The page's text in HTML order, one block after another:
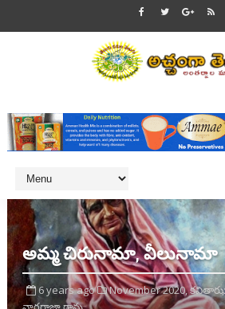
అమ్మ చిరునామా, వీలునామా
6 years ago November 2020,